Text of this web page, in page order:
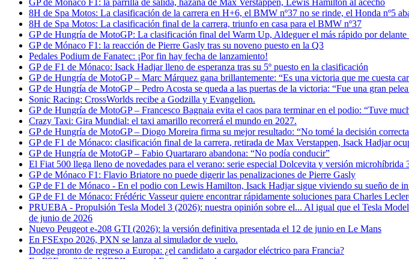
8H de Spa Motos: La clasificación de la carrera en H+6, el BMW nº37 no se rinde, el Honda nº5
8H de Spa Motos: La clasificación final de la carrera, triunfo en casa para el BMW nº37
GP de Hungría de MotoGP: La clasificación final del Warm Up, Aldeguer el más rápido por
GP de Mónaco F1: la reacción de Pierre Gasly tras su noveno puesto en la Q3
Pedales Podium de Fanatec: ¡Por fin hay fecha de lanzamiento!
GP de F1 de Mónaco: Isack Hadjar lleno de esperanza tras su 5º puesto en la clasificación
GP de Hungría de MotoGP – Marc Márquez gana brillantemente: “Es una victoria que me cuesta
GP de Hungría de MotoGP – Pedro Acosta se queda a las puertas de la victoria: “Fue una gran
Sonic Racing: CrossWorlds recibe a Godzilla y Evangelion.
GP de Hungría de MotoGP – Francesco Bagnaia evita el caos para terminar en el podio: “Tuve
Crazy Taxi: Gira Mundial: el taxi amarillo recorrerá el mundo en 2027.
GP de Hungría de MotoGP – Diogo Moreira firma su mejor resultado: “No tomé la decisión
GP de F1 de Mónaco: clasificación final de la carrera, retirada de Max Verstappen, Isack Hadjar
GP de Hungría de MotoGP – Fabio Quartararo abandona: “No podía conducir”
El Fiat 500 llega lleno de novedades para el verano: serie especial Dolcevita y versión microhíbrida
GP de Mónaco F1: Flavio Briatore no puede digerir las penalizaciones de Pierre Gasly
GP de F1 de Mónaco - En el podio con Lewis Hamilton, Isack Hadjar sigue viviendo su sueño de
GP de F1 de Mónaco: Frédéric Vasseur quiere encontrar rápidamente soluciones para Charles
PRUEBA - Propulsión Tesla Model 3 (2026): nuestra opinión sobre el... Al igual que el Tesla
de junio de 2026
Nuevo Peugeot e-208 GTI (2026): la versión definitiva presentada el 12 de junio en Le Mans
En FSExpo 2026, PXN se lanza al simulador de vuelo.
Dodge pronto de regreso a Europa: ¿el candidato a cargador eléctrico para Francia?